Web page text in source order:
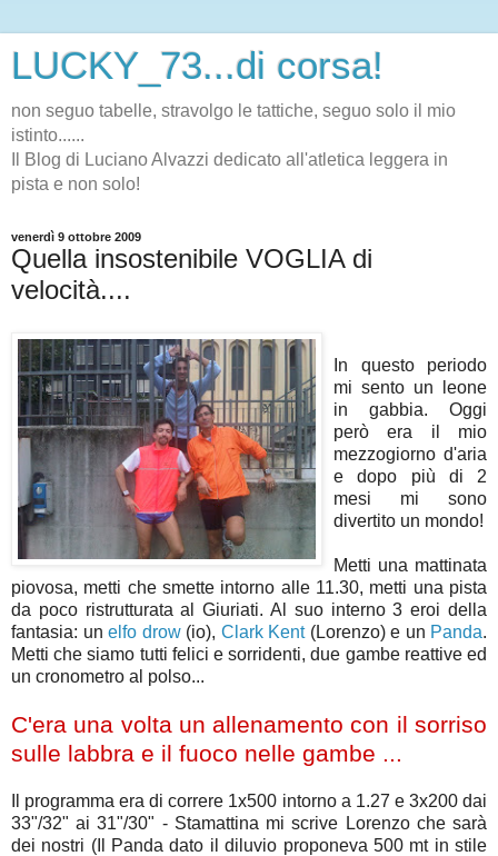
LUCKY_73...di corsa!
non seguo tabelle, stravolgo le tattiche, seguo solo il mio
istinto......
Il Blog di Luciano Alvazzi dedicato all'atletica leggera in
pista e non solo!
venerdì 9 ottobre 2009
Quella insostenibile VOGLIA di
velocità....
In questo periodo
mi sento un leone
in gabbia. Oggi
però era il mio
mezzogiorno d'aria
e dopo più di 2
mesi mi sono
divertito un mondo!
Metti una mattinata
piovosa, metti che smette intorno alle 11.30, metti una pista
da poco ristrutturata al Giuriati. Al suo interno 3 eroi della
fantasia: un elfo drow(io), Clark Kent(Lorenzo) e un Panda.
Metti che siamo tutti felici e sorridenti, due gambe reattive ed
un cronometro al polso...
C'era una volta un allenamento con il sorriso
sulle labbra e il fuoco nelle gambe ...
Il programma era di correre 1x500 intorno a 1.27 e 3x200 dai
33"/32" ai 31"/30" - Stamattina mi scrive Lorenzo che sarà
dei nostri (Il Panda dato il diluvio proponeva 500 mt in stile